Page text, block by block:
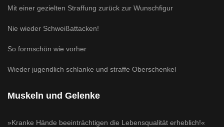
Mit einer gezielten Straffung zurück zur Wunschfigur
Nie wieder Schweißattacken!
So formschön wie vorher
Wieder jugendlich schlanke und straffe Oberschenkel
Muskeln und Gelenke
»Kranke Hände beeinträchtigen die Lebensqualität erheblich!«